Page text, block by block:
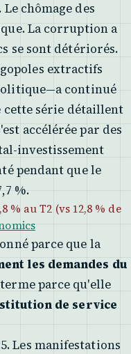
chômage des
La corruption a
se sont détériorés.
extractifs
continué
cette série détaillent
accélérée par des
investissement
pendant que le
%.
% au T2 (vs 12,8 % de
parce que la
les demandes du
parce qu'elle
de service
Les manifestations